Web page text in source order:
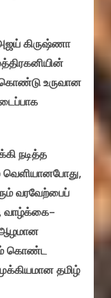
கிருஷ்ணா
கொண்டு உருவான
நடித்த
வெளியானபோது,
வரவேற்பைப்
வாழ்க்கை–
ஆழமான
கொண்ட
தமிழ்